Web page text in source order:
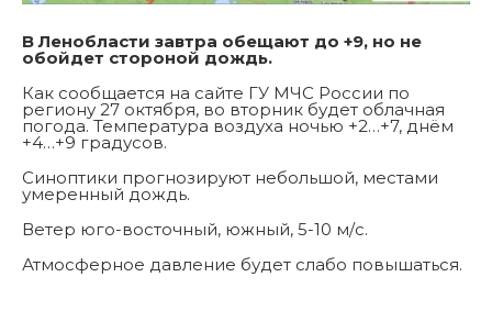
В Ленобласти завтра обещают до +9, но не
обойдет стороной дождь.
Как сообщается на сайте ГУ МЧС России по
региону 27 октября, во вторник будет облачная
погода. Температура воздуха ночью +2…+7, днём
+4…+9 градусов.
Синоптики прогнозируют небольшой, местами
умеренный дождь.
Ветер юго-восточный, южный, 5-10 м/с.
Атмосферное давление будет слабо повышаться.